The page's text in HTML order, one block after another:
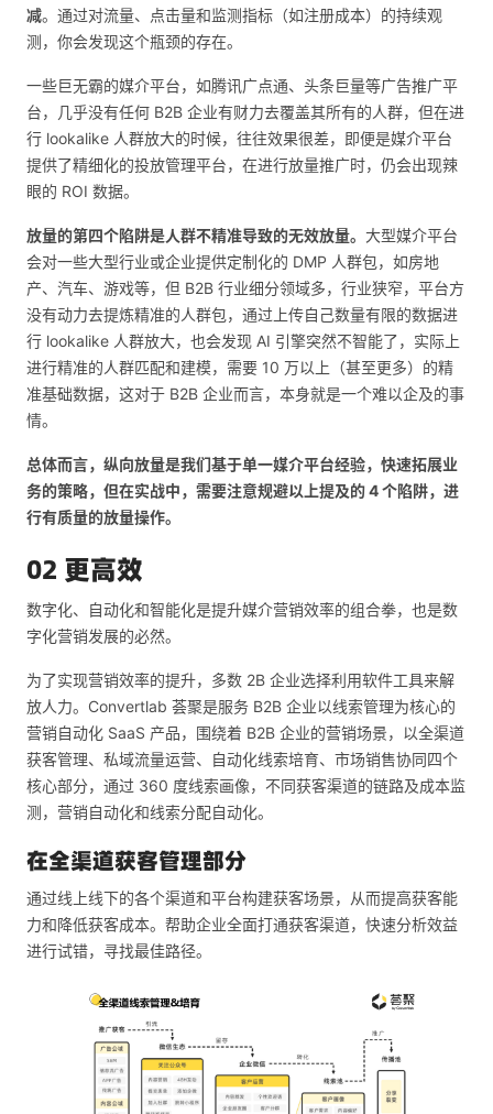
减。通过对流量、点击量和监测指标（如注册成本）的持续观
测，你会发现这个瓶颈的存在。
一些巨无霸的媒介平台，如腾讯广点通、头条巨量等广告推广平
台，几乎没有任何 B2B 企业有财力去覆盖其所有的人群，但在进
行 lookalike 人群放大的时候，往往效果很差，即便是媒介平台
提供了精细化的投放管理平台，在进行放量推广时，仍会出现辣
眼的 ROI 数据。
放量的第四个陷阱是人群不精准导致的无效放量。 大型媒介平台
会对一些大型行业或企业提供定制化的 DMP 人群包，如房地
产、汽车、游戏等，但 B2B 行业细分领域多，行业狭窄，平台方
没有动力去提炼精准的人群包，通过上传自己数量有限的数据进
行 lookalike 人群放大，也会发现 AI 引擎突然不智能了，实际上
进行精准的人群匹配和建模，需要 10 万以上（甚至更多）的精
准基础数据，这对于 B2B 企业而言，本身就是一个难以企及的事
情。
总体而言，纵向放量是我们基于单一媒介平台经验，快速拓展业
务的策略，但在实战中，需要注意规避以上提及的 4 个陷阱，进
行有质量的放量操作。
02 更高效
数字化、自动化和智能化是提升媒介营销效率的组合拳，也是数
字化营销发展的必然。
为了实现营销效率的提升，多数 2B 企业选择利用软件工具来解
放人力。Convertlab 荟聚是服务 B2B 企业以线索管理为核心的
营销自动化 SaaS 产品，围绕着 B2B 企业的营销场景，以全渠道
获客管理、私域流量运营、自动化线索培育、市场销售协同四个
核心部分，通过 360 度线索画像，不同获客渠道的链路及成本监
测，营销自动化和线索分配自动化。
在全渠道获客管理部分
通过线上线下的各个渠道和平台构建获客场景，从而提高获客能
力和降低获客成本。帮助企业全面打通获客渠道，快速分析效益
进行试错，寻找最佳路径。